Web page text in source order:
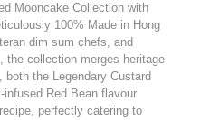
Mooncake Collection with
100% Made in Hong
dim sum chefs, and
the collection merges heritage
the Legendary Custard
infused Red Bean flavour
perfectly catering to